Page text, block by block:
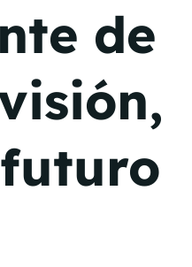
de